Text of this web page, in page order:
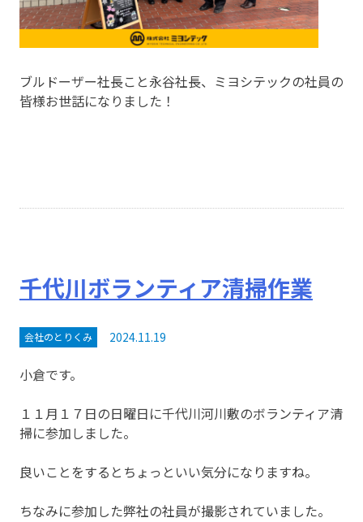
ブルドーザー社長こと永谷社長、ミヨシテックの社員の
皆様お世話になりました！
千代川ボランティア清掃作業
会社のとりくみ 2024.11.19
小倉です。
１１月１７日の日曜日に千代川河川敷のボランティア清
掃に参加しました。
良いことをするとちょっといい気分になりますね。
ちなみに参加した弊社の社員が撮影されていました。